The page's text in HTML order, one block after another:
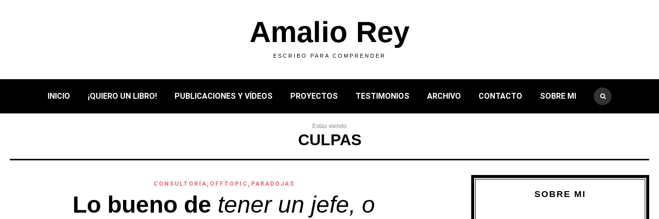
Amalio Rey
ESCRIBO PARA COMPRENDER
INICIO ¡QUIERO UN LIBRO! PUBLICACIONES Y VÍDEOS PROYECTOS TESTIMONIOS ARCHIVO CONTACTO SOBRE MI
Estás viendo
CULPAS
CONSULTORÍA, OFFTOPIC , PARADOJAS
Lo bueno de tener un jefe, o
SOBRE MI